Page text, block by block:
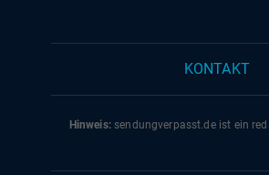
KONTAKT
Hinweis:sendungverpasst.deist ein